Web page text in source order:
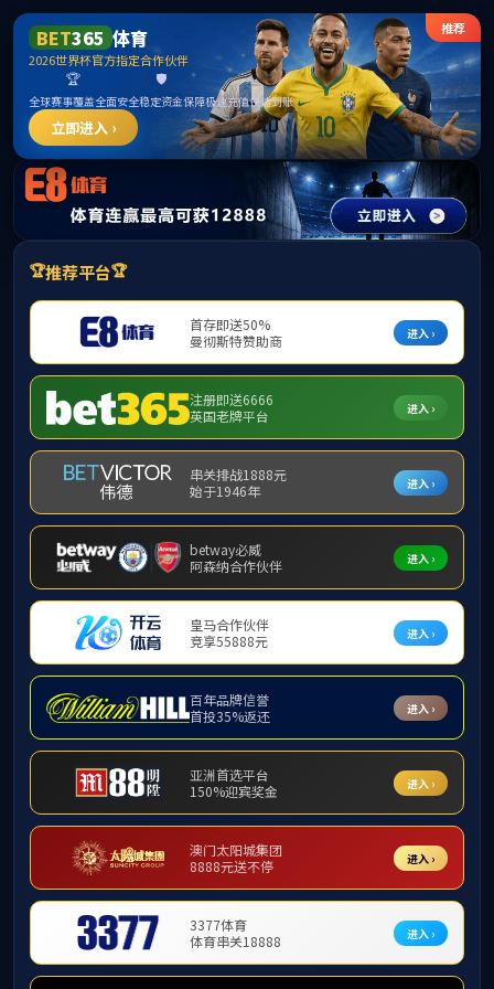
中国·3044永利集团(集团)有限公司-官方网站
提示：访问地址无效，18016/http:/18016找不到对应的栏目！
首页 关闭此页